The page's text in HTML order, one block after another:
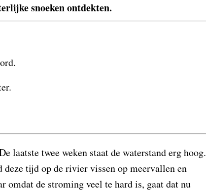
snoeken ontdekten.
laatste twee weken staat de waterstand erg hoog.
deze tijd op de rivier vissen op meervallen en
omdat de stroming veel te hard is, gaat dat nu